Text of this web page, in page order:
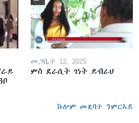
መጋቢት 12, 2025
ምስ ደራሲት ገነት ይብራህ
ኩሎም መደባት ንምርኣይ